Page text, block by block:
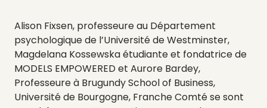
Alison Fixsen, professeure au Département
psychologique de l’Université de Westminster,
Magdelana Kossewska étudiante et fondatrice de
MODELS EMPOWERED et Aurore Bardey,
Professeure à Brugundy School of Business,
Université de Bourgogne, Franche Comté se sont